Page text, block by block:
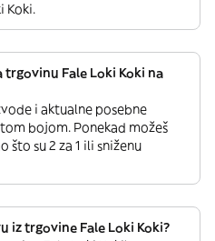
Koki.
Fale Loki Koki na
i aktualne posebne
bojom. Ponekad možeš
što su 2 za 1 ili sniženu
iz trgovine Fale Loki Koki?